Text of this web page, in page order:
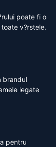
poate fi o
v?rstele.
brandul
legate
pentru